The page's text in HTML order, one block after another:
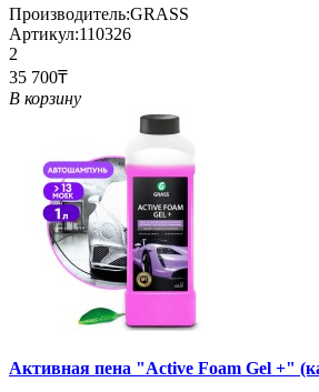
Производитель:GRASS
Артикул:110326
2
35 700₸
В корзину
Активная пена "Active Foam Gel +"